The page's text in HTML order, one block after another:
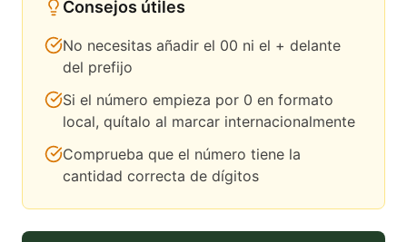
Consejos útiles
No necesitas añadir el 00 ni el + delante
del prefijo
Si el número empieza por 0 en formato
local, quítalo al marcar internacionalmente
Comprueba que el número tiene la
cantidad correcta de dígitos